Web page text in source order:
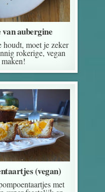
aubergine
houdt, moet je zeker
rokerige, vegan
(vegan)
met